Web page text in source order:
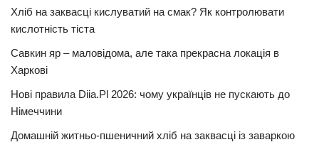
Хліб на заквасці кислуватий на смак? Як контролювати
кислотність тіста
Савкин яр – маловідома, але така прекрасна локація в
Харкові
Нові правила Diia.Pl 2026: чому українців не пускають до
Німеччини
Домашній житньо-пшеничний хліб на заквасці із заваркою